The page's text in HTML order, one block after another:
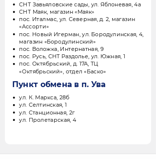
СНТ Завьяловские сады, ул. Яблоневая, 4а
СНТ Маяк, магазин «Маяк»
пос. Италмас, ул. Северная, д. 2, магазин
«Ассорти»
пос. Новый Игерман, ул. Бородулинская, 4,
магазин «Бородулинский»
пос. Воложка, Интернатная, 9
пос. Русь, СНТ Раздолье, ул. Южная, 1
пос. Октябрьский, д. 17А, ТЦ
«Октябрьский», отдел «Баско»
Пункт обмена в п. Ува
ул. К. Маркса, 28б
ул. Селтинская, 1
ул. Станционная, 2г
ул. Пролетарская, 4